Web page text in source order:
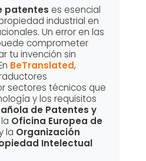
patentes es esencial
industrial en
Un error en las
comprometer
tu invención sin
BeTranslated,
sectores técnicos que
y los requisitos
de Patentes y
Oficina Europea de
la Organización
Intelectual